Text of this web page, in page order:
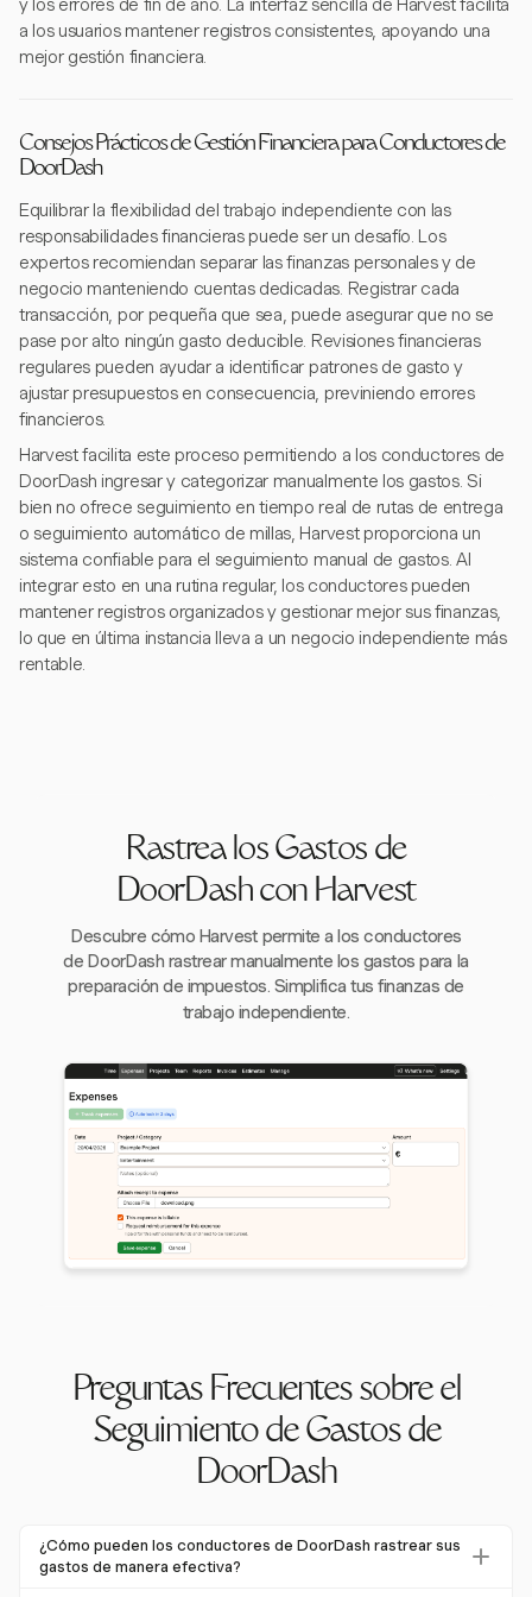
y los errores de fin de año. La interfaz sencilla de Harvest facilita
a los usuarios mantener registros consistentes, apoyando una
mejor gestión financiera.
Consejos Prácticos de Gestión Financiera para Conductores de
DoorDash
Equilibrar la flexibilidad del trabajo independiente con las
responsabilidades financieras puede ser un desafío. Los
expertos recomiendan separar las finanzas personales y de
negocio manteniendo cuentas dedicadas. Registrar cada
transacción, por pequeña que sea, puede asegurar que no se
pase por alto ningún gasto deducible. Revisiones financieras
regulares pueden ayudar a identificar patrones de gasto y
ajustar presupuestos en consecuencia, previniendo errores
financieros.
Harvest facilita este proceso permitiendo a los conductores de
DoorDash ingresar y categorizar manualmente los gastos. Si
bien no ofrece seguimiento en tiempo real de rutas de entrega
o seguimiento automático de millas, Harvest proporciona un
sistema confiable para el seguimiento manual de gastos. Al
integrar esto en una rutina regular, los conductores pueden
mantener registros organizados y gestionar mejor sus finanzas,
lo que en última instancia lleva a un negocio independiente más
rentable.
Rastrea los Gastos de
DoorDash con Harvest
Descubre cómo Harvest permite a los conductores
de DoorDash rastrear manualmente los gastos para la
preparación de impuestos. Simplifica tus finanzas de
trabajo independiente.
Preguntas Frecuentes sobre el
Seguimiento de Gastos de
DoorDash
¿Cómo pueden los conductores de DoorDash rastrear sus
gastos de manera efectiva?